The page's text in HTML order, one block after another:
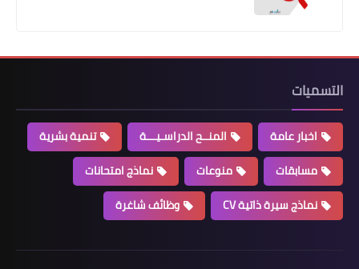
التسميات
اخبار عامة المنــح الدراسـيـــة
تنمية بشرية
مسابقات
منوعات
نماذج امتحانات
نماذج سيرة ذاتية CV
وظائف شاغرة